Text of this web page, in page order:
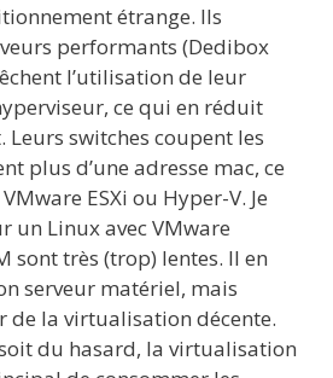
étrange. Ils
performants (Dedibox
l’utilisation de leur
ce qui en réduit
Leurs switches coupent les
plus d’une adresse mac, ce
ESXi ou Hyper-V. Je
un Linux avec VMware
sont très (trop) lentes. Il en
serveur matériel, mais
la virtualisation décente.
du hasard, la virtualisation